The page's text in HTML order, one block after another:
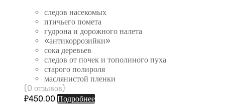
следов насекомых
птичьего помета
гудрона и дорожного налета
«антикоррозийки»
сока деревьев
следов от почек и тополиного пуха
старого полироля
маслянистой пленки
(0 отзывов)
₽450.00 Подробнее